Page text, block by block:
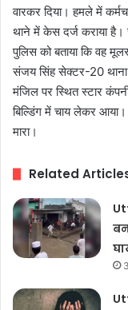
वारकर दिया। हमले में
थाने में केस दर्ज कराया
पुलिस को बताया कि वह
संजय सिंह सेक्टर-20 थाना
मंजिल पर स्थित स्टार
बिल्डिंग में चाय लेकर आया।
मारा।
Related